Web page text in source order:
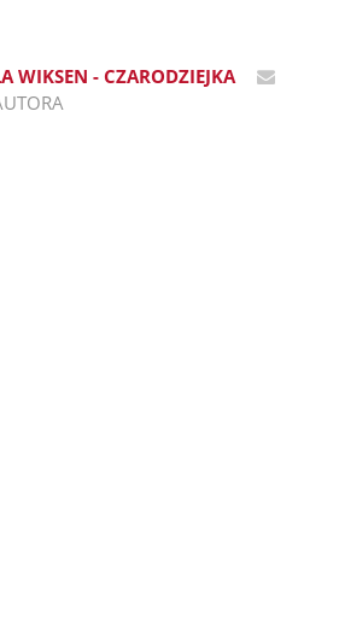
WIKSEN - CZARODZIEJKA